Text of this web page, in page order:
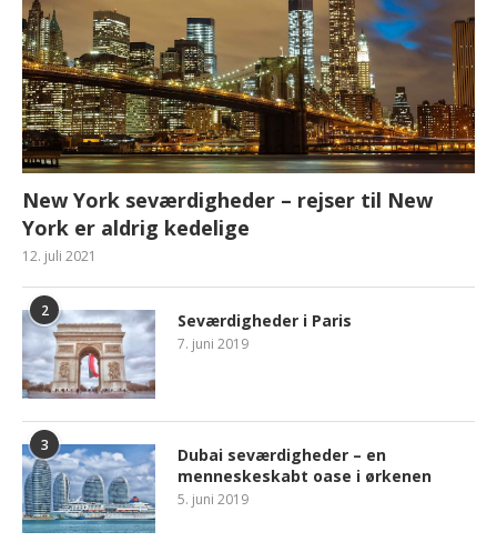
New York seværdigheder – rejser til New
York er aldrig kedelige
12. juli 2021
2 Seværdigheder i Paris
7. juni 2019
3
Dubai seværdigheder – en
menneskeskabt oase i ørkenen
5. juni 2019